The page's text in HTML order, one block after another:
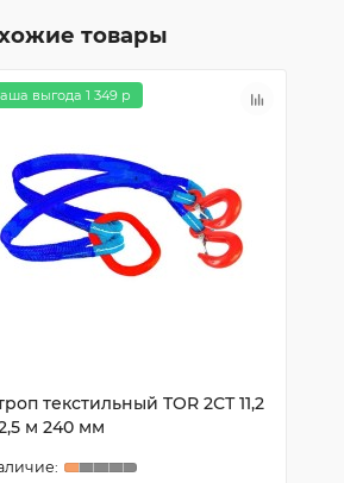
товары
выгода 1 349 р
текстильный TOR 2СТ 11,2
м 240 мм